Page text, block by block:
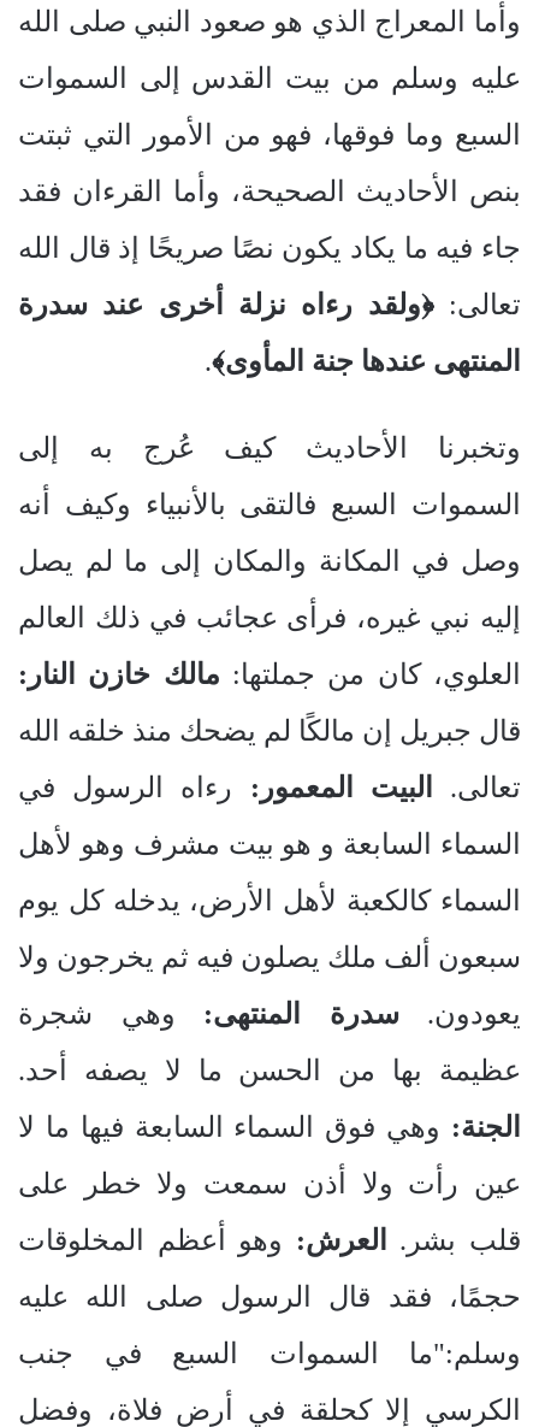
وأما المعراج الذي هو صعود النبي صلى الله
عليه وسلم من بيت القدس إلى السموات
السبع وما فوقها، فهو من الأمور التي ثبتت
بنص الأحاديث الصحيحة، وأما القرءان فقد
جاء فيه ما يكاد يكون نصًا صريحًا إذ قال الله
تعالى: ﴿ولقد رءاه نزلة أخرى عند سدرة
المنتهى عندها جنة المأوى﴾.
وتخبرنا الأحاديث كيف عُرج به إلى
السموات السبع فالتقى بالأنبياء وكيف أنه
وصل في المكانة والمكان إلى ما لم يصل
إليه نبي غيره، فرأى عجائب في ذلك العالم
العلوي، كان من جملتها: مالك خازن النار:
قال جبريل إن مالكًا لم يضحك منذ خلقه الله
تعالى.
البيت المعمور: رءاه الرسول في
السماء السابعة و هو بيت مشرف وهو لأهل
السماء كالكعبة لأهل الأرض، يدخله كل يوم
سبعون ألف ملك يصلون فيه ثم يخرجون ولا
يعودون.سدرة المنتهى: وهي شجرة
عظيمة بها من الحسن ما لا يصفه أحد.
الجنة: وهي فوق السماء السابعة فيها ما لا
عين رأت ولا أذن سمعت ولا خطر على
قلب بشر.
العرش: وهو أعظم المخلوقات
حجمًا، فقد قال الرسول صلى الله عليه
وسلم:"ما السموات السبع في جنب
الكرسي إلا كحلقة في أرض فلاة، وفضل